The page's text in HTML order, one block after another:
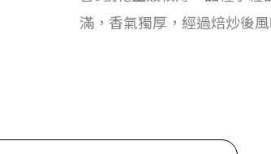
滿，香氣獨厚，經過焙炒後風